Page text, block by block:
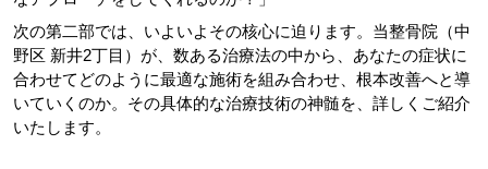
次の第二部では、いよいよその核心に迫ります。当整骨院（中
野区 新井2丁目）が、数ある治療法の中から、あなたの症状に
合わせてどのように最適な施術を組み合わせ、根本改善へと導
いていくのか。その具体的な治療技術の神髄を、詳しくご紹介
いたします。